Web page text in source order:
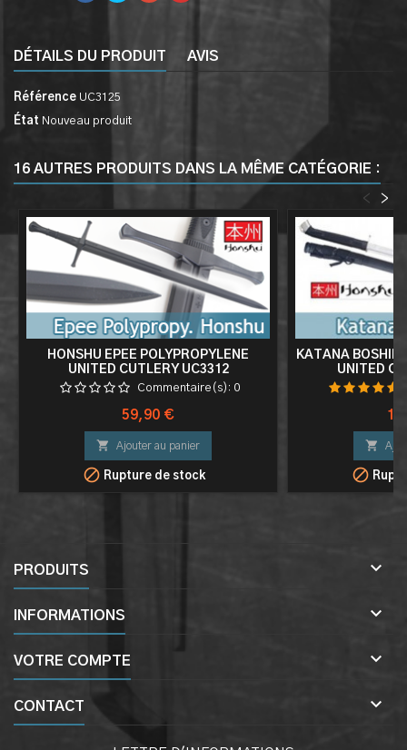
DÉTAILS DU PRODUIT AVIS
Référence UC3125
État Nouveau produit
16 AUTRES PRODUITS DANS LA MÊME CATÉGORIE :
>
<
HONSHU EPEE POLYPROPYLENE
UNITED CUTLERY UC3312
ENTRAINEMENT
Commentaire(s): 0
Prix
59,90 €
 Ajouter au panier
 Rupture de stock
KATANA BOSHIN
UNITED


PRODUITS 
INFORMATIONS 
VOTRE COMPTE 
CONTACT 